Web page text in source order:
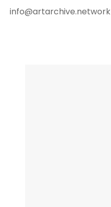
info@artarchive.network